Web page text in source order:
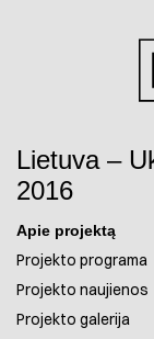
Lietuva –
2016
Apie projektą
Projekto programa
Projekto naujienos
Projekto galerija